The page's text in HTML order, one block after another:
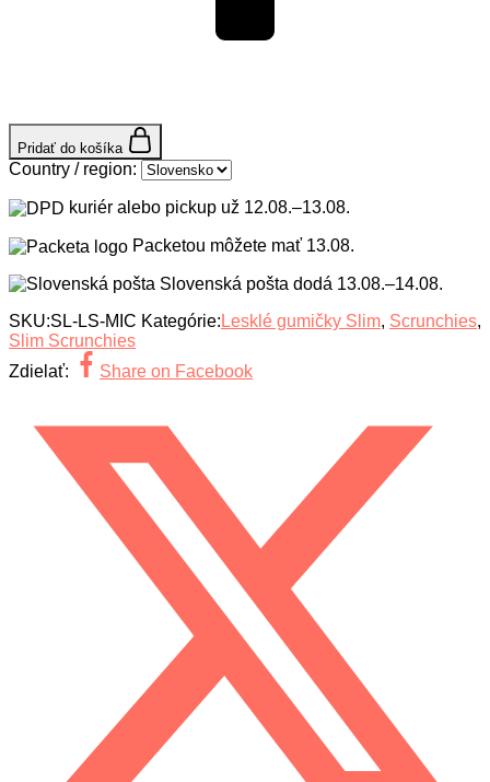
Pridať do košíka
Country / region:
kuriér alebo pickup už 12.08.–13.08.
Packetou môžete mať 13.08.
Slovenská pošta dodá 13.08.–14.08.
SKU:SL-LS-MIC Kategórie: Lesklé gumičky Slim, Scrunchies,
Slim Scrunchies
Zdielať:
Share on Facebook